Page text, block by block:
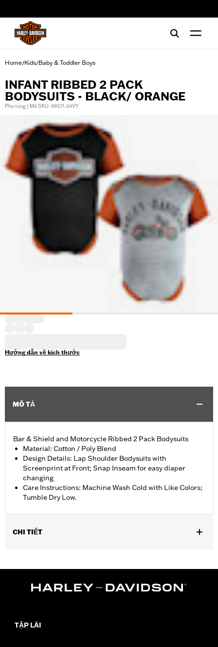
Home/Kids/Baby & Toddler Boys
INFANT RIBBED 2 PACK
BODYSUITS - BLACK/ ORANGE
Phụ tùng | Mã SKU: 99571-24VY
Hướng dẫn về kích thước
MÔ TẢ
Bar & Shield and Motorcycle Ribbed 2 Pack Bodysuits
Material: Cotton / Poly Blend
Design Details: Lap Shoulder Bodysuits with
Screenprint at Front; Snap Inseam for easy diaper
changing
Care Instructions: Machine Wash Cold with Like Colors;
Tumble Dry Low.
CHI TIẾT
Dimension Description:0-18M
TẬP LÁI